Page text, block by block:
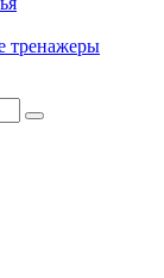
тренажеры